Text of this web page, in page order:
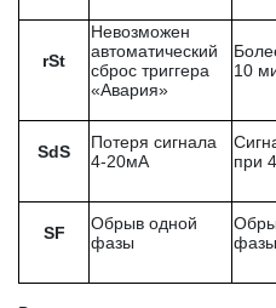
rSt
Невозможен
автоматический
сброс триггера
«Авария»
10
SdS
Потеря сигнала
4-20мА
при
SF
Обрыв одной
фазы
фазы.